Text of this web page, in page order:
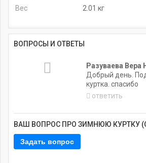
Вес
2.01 кг
ВОПРОСЫ И ОТВЕТЫ
Разуваева Вера
Добрый день.
куртка. спасибо
ответить
ВАШ ВОПРОС ПРО ЗИМНЮЮ КУРТКУ